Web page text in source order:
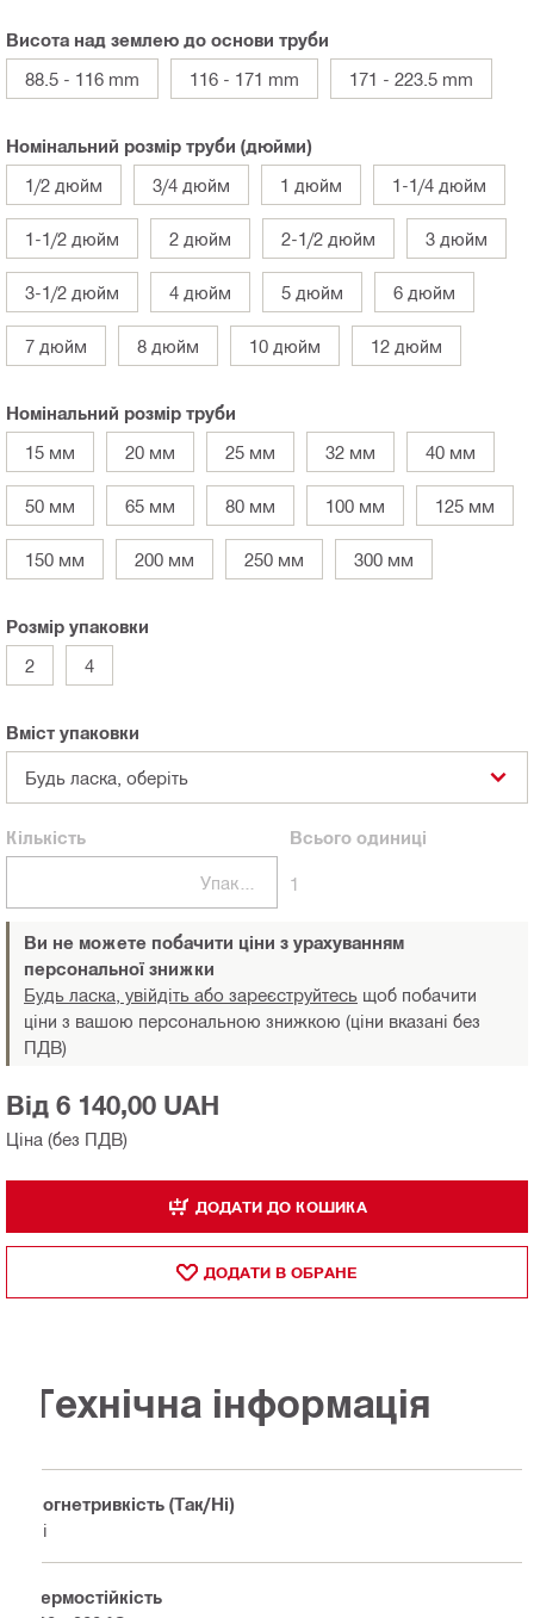
Висота над землею до основи труби
88.5 - 116 mm
116 - 171 mm 171 - 223.5 mm
Номінальний розмір труби (дюйми)
1/2 дюйм
3/4 дюйм 1 дюйм 1-1/4 дюйм
1-1/2 дюйм 2 дюйм 2-1/2 дюйм 3 дюйм
3-1/2 дюйм 4 дюйм 5 дюйм 6 дюйм
7 дюйм 8 дюйм 10 дюйм 12 дюйм
Номінальний розмір труби
15 мм
20 мм 25 мм 32 мм 40 мм
50 мм 65 мм 80 мм 100 мм 125 мм
150 мм 200 мм 250 мм 300 мм
Розмір упаковки
2
4
Вміст упаковки
Будь ласка, оберіть
Кількість
Упаковки
Всьогоодиниці
1
Ви не можете побачити ціни з урахуванням
персональної знижки
Будь ласка, увійдіть або зареєструйтесь щоб побачити
ціни з вашою персональною знижкою (ціни вказані без
ПДВ)
Ціна (без ПДВ)
Від 6 140,00 UAH
ДОДАТИ ДО КОШИКА
ДОДАТИ В ОБРАНЕ
Технічна інформація
Вогнетривкість (Так/Ні)
Ні
Термостійкість